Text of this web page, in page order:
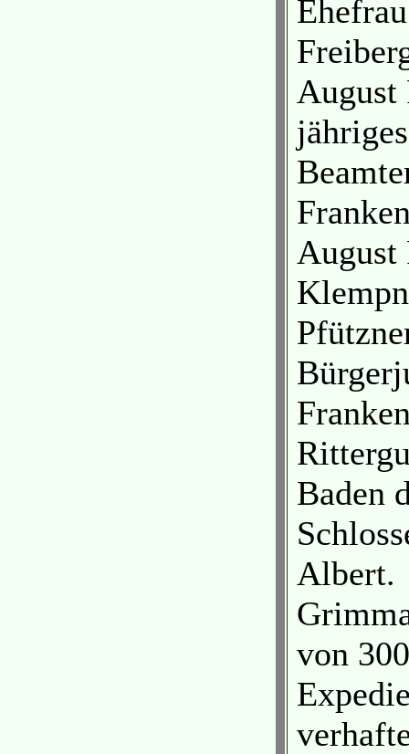
August
August
Baden
Albert.
von